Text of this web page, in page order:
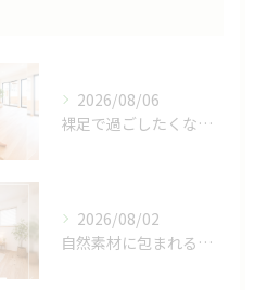
2026/08/06
裸足で過ごしたくなる、木のぬくもりを感じる床🌿
2026/08/02
自然素材に包まれる、心地よい寝室🌿